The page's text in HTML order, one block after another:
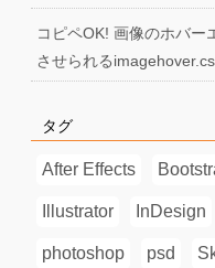
コピペOK! 画像のホバー
させられる
タグ
After Effects
Illustrator InDesign
photoshop psd